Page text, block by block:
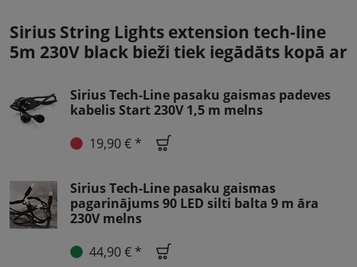
Sirius String Lights extension tech-line
5m 230V black bieži tiek iegādāts kopā ar
Sirius Tech-Line pasaku gaismas padeves
kabelis Start 230V 1,5 m melns
19,90 € *
Sirius Tech-Line pasaku gaismas
pagarinājums 90 LED silti balta 9 m āra
230V melns
44,90 € *